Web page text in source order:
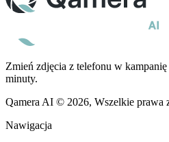
Zmień zdjęcia z telefonu w
minuty.
Qamera AI © 2026, Wszelkie prawa
Nawigacja